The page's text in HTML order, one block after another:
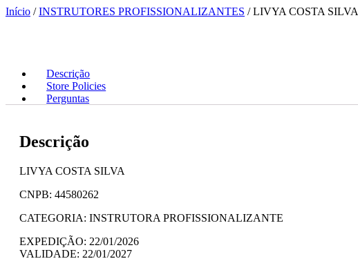
Ir
Início /INSTRUTORES PROFISSIONALIZANTES / LIVYA COSTA SILVA
Descrição
Store Policies
Perguntas
Descrição
LIVYA COSTA SILVA
CNPB: 44580262
CATEGORIA: INSTRUTORA PROFISSIONALIZANTE
EXPEDIÇÃO: 22/01/2026
VALIDADE: 22/01/2027